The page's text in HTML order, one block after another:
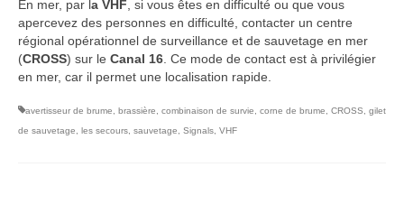
En mer, par la VHF , si vous êtes en difficulté ou que vous
apercevez des personnes en difficulté, contacter un centre
régional opérationnel de surveillance et de sauvetage en mer
(CROSS) sur le Canal 16 . Ce mode de contact est à privilégier
en mer, car il permet une localisation rapide.
avertisseur de brume brassière combinaison de survie corne de brume CROSS
gilet
de sauvetage
les secours sauvetage Signals VHF